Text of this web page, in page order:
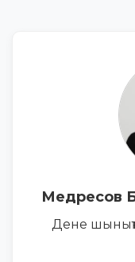
Медресов
Дене